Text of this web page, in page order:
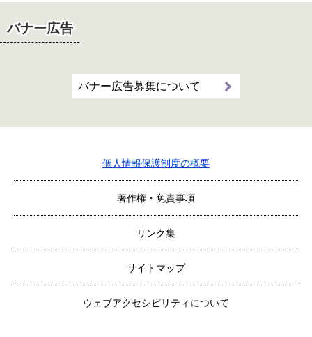
バナー広告
バナー広告募集について
個人情報保護制度の概要
著作権・免責事項
リンク集
サイトマップ
ウェブアクセシビリティについて